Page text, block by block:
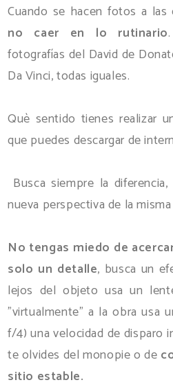
Cuando se hacen fotos a las
no caer en lo rutinario
fotografías del David de
Da Vinci, todas iguales.
Què sentido tienes realizar
que puedes descargar de
Busca siempre la
nueva perspectiva de la
No tengas miedo de
solo un detalle, busca un
lejos del objeto usa un
"virtualmente" a la obra usa
f/4) una velocidad de disparo
te olvides del monopie o de
sitio estable.